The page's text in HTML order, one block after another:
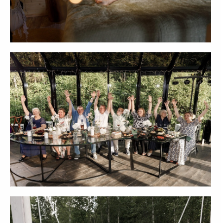
РАССКАЖИТЕ НАМ
О СВОЕЙ МЕЧТЕ
ОСТАВЬТЕ ЗАЯВКУ